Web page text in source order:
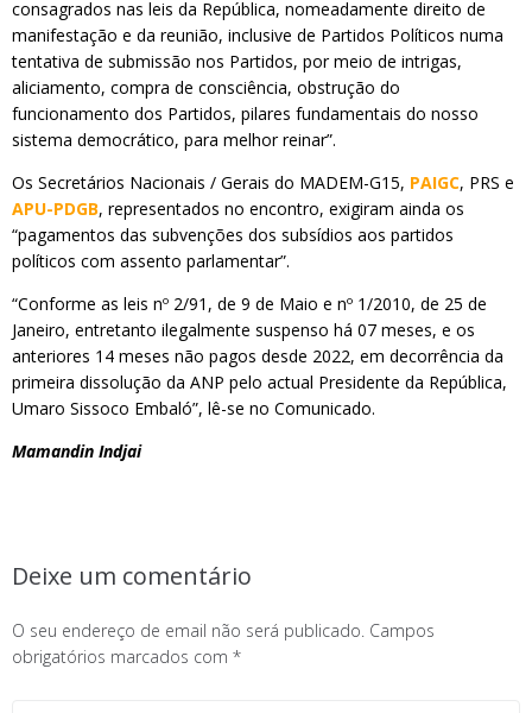
consagrados nas leis da República, nomeadamente direito de
manifestação e da reunião, inclusive de Partidos Políticos numa
tentativa de submissão nos Partidos, por meio de intrigas,
aliciamento, compra de consciência, obstrução do
funcionamento dos Partidos, pilares fundamentais do nosso
sistema democrático, para melhor reinar”.
Os Secretários Nacionais / Gerais do MADEM-G15, PAIGC, PRS e
APU-PDGB, representados no encontro, exigiram ainda os
“pagamentos das subvenções dos subsídios aos partidos
políticos com assento parlamentar”.
“Conforme as leis nº 2/91, de 9 de Maio e nº 1/2010, de 25 de
Janeiro, entretanto ilegalmente suspenso há 07 meses, e os
anteriores 14 meses não pagos desde 2022, em decorrência da
primeira dissolução da ANP pelo actual Presidente da República,
Umaro Sissoco Embaló”, lê-se no Comunicado.
Mamandin Indjai
Deixe um comentário
O seu endereço de email não será publicado. Campos
obrigatórios marcados com *